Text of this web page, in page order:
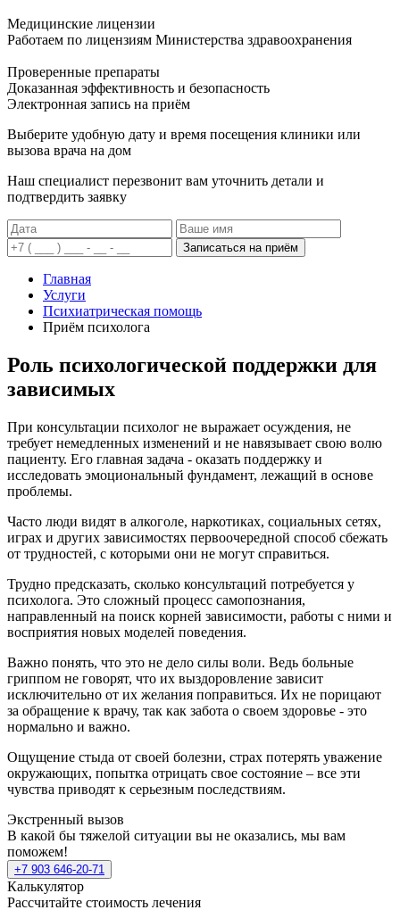
Медицинские лицензии
Работаем по лицензиям Министерства здравоохранения
Проверенные препараты
Доказанная эффективность и безопасность
Электронная запись на приём
Выберите удобную дату и время посещения клиники или
вызова врача на дом
Наш специалист перезвонит вам уточнить детали и
подтвердить заявку
Записаться на приём
Главная
Услуги
Психиатрическая помощь
Приём психолога
Роль психологической поддержки для
зависимых
При консультации психолог не выражает осуждения, не
требует немедленных изменений и не навязывает свою волю
пациенту. Его главная задача - оказать поддержку и
исследовать эмоциональный фундамент, лежащий в основе
проблемы.
Часто люди видят в алкоголе, наркотиках, социальных сетях,
играх и других зависимостях первоочередной способ сбежать
от трудностей, с которыми они не могут справиться.
Трудно предсказать, сколько консультаций потребуется у
психолога. Это сложный процесс самопознания,
направленный на поиск корней зависимости, работы с ними и
восприятия новых моделей поведения.
Важно понять, что это не дело силы воли. Ведь больные
гриппом не говорят, что их выздоровление зависит
исключительно от их желания поправиться. Их не порицают
за обращение к врачу, так как забота о своем здоровье - это
нормально и важно.
Ощущение стыда от своей болезни, страх потерять уважение
окружающих, попытка отрицать свое состояние – все эти
чувства приводят к серьезным последствиям.
Экстренный вызов
В какой бы тяжелой ситуации вы не оказались, мы вам
поможем!
+7 903 646-20-71
Калькулятор
Рассчитайте стоимость лечения